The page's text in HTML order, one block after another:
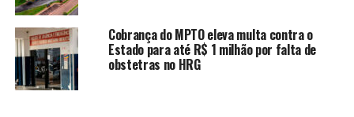
Cobrança do MPTO eleva multa contra o
Estado para até R$ 1 milhão por falta de
obstetras no HRG